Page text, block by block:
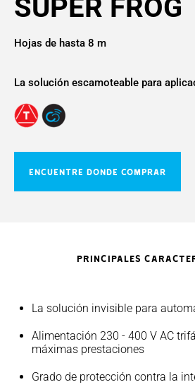
SUPER FROG
Hojas de hasta 8 m
La solución escamoteable para
ENCUENTRE DONDE COMPRAR
PRINCIPALES
La solución invisible para
Alimentación 230 - 400 V AC
máximas prestaciones
Grado de protección contra la